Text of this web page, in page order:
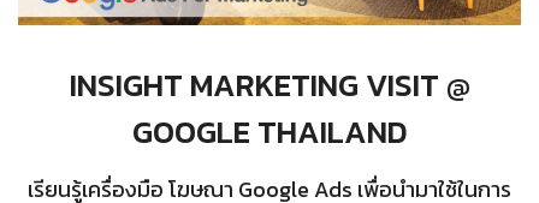
INSIGHT MARKETING VISIT @
GOOGLE THAILAND
เรียนรู้เครื่องมือ โฆษณา Google Ads เพื่อนำมาใช้ในการ